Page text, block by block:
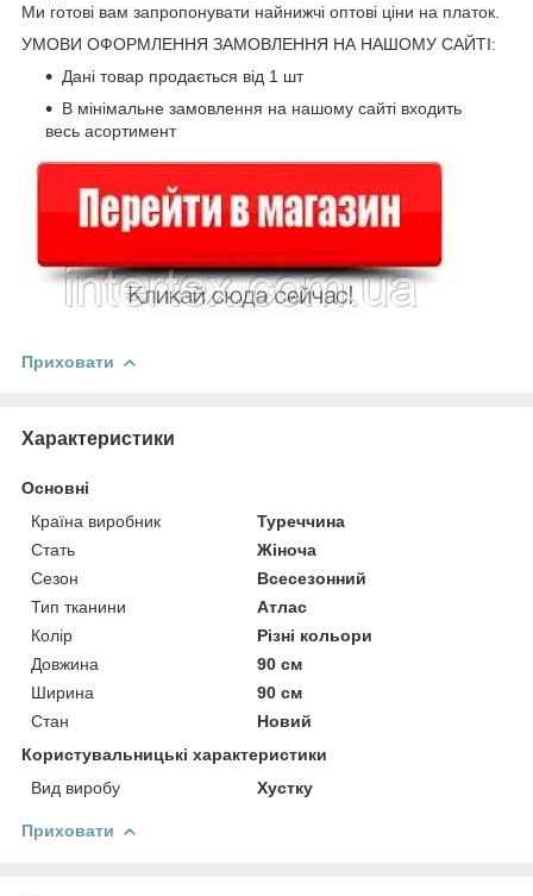
Ми готові вам запропонувати найнижчі оптові ціни на платок.
УМОВИ ОФОРМЛЕННЯ ЗАМОВЛЕННЯ НА НАШОМУ САЙТІ:
Дані товар продається від 1 шт
В мінімальне замовлення на нашому сайті входить
весь асортимент
Приховати
Характеристики
Основні
Країна виробник
Туреччина
Стать
Жіноча
Сезон
Всесезонний
Тип тканини
Атлас
Колір
Різні кольори
Довжина
90 см
Ширина
90 см
Стан
Новий
Користувальницькі характеристики
Вид виробу
Хустку
Приховати